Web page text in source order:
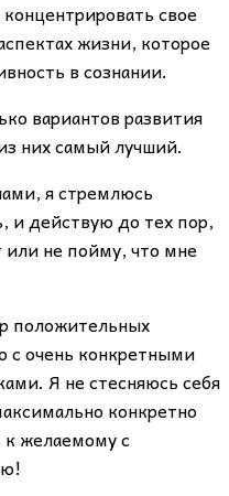
свое
жизни, которое
в сознании.
вариантов развития
них самый лучший.
я стремлюсь
и действую до тех пор,
или не пойму, что мне
положительных
с очень конкретными
Я не стесняюсь себя
конкретно
к желаемому с